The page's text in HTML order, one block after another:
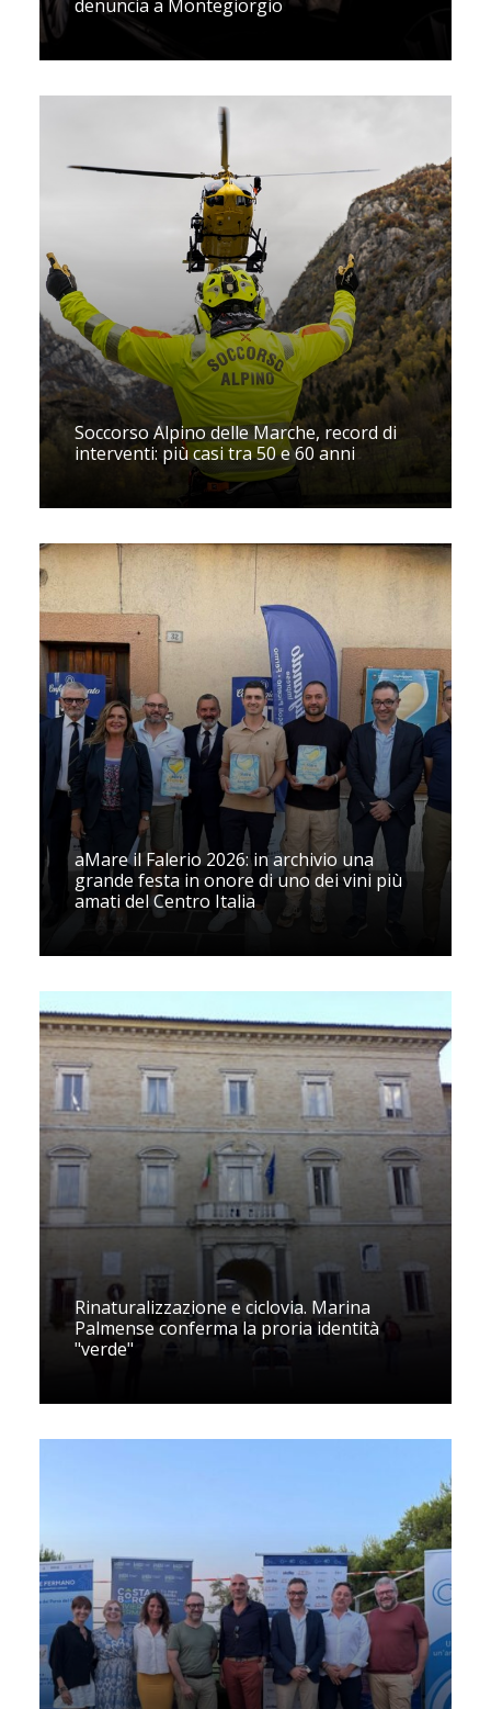
denuncia a Montegiorgio
Soccorso Alpino delle Marche, record di
interventi: più casi tra 50 e 60 anni
aMare il Falerio 2026: in archivio una
grande festa in onore di uno dei vini più
amati del Centro Italia
Rinaturalizzazione e ciclovia. Marina
Palmense conferma la proria identità
"verde"